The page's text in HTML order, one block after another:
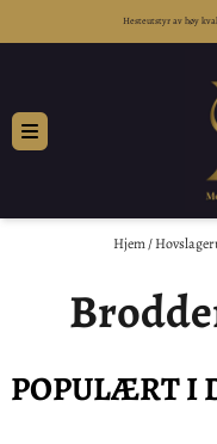
Hopp til innholdHesteutstyr av høy
Hjem/
POPULÆRT I